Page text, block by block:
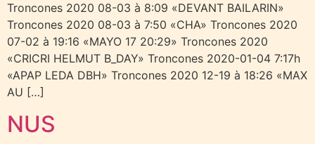
Troncones 2020 08-03 à 8:09 «DEVANT BAILARIN»
Troncones 2020 08-03 à 7:50 «CHA» Troncones 2020
07-02 à 19:16 «MAYO 17 20:29» Troncones 2020
«CRICRI HELMUT B_DAY» Troncones 2020-01-04 7:17h
«APAP LEDA DBH» Troncones 2020 12-19 à 18:26 «MAX
AU […]
NUS